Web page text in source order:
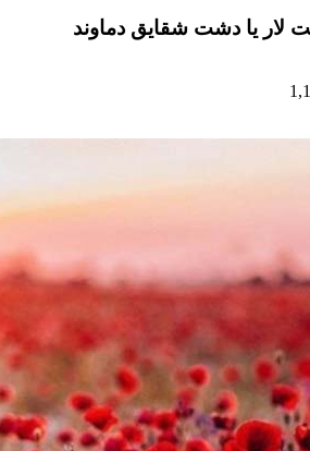
لار یا دشت شقایق دماوند